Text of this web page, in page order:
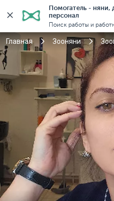
Помогатель -
персонал
Поиск работы и
Главная Зооняни